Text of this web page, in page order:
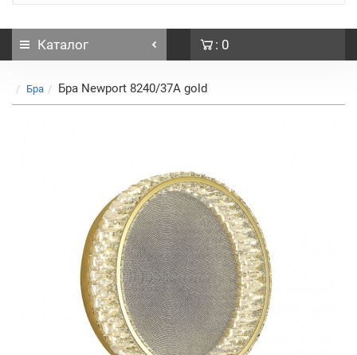
Каталог : 0
Бра Бра Newport 8240/37A gold